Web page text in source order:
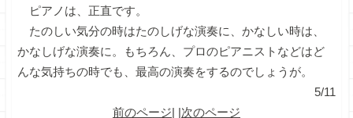
ピアノは、正直です。
たのしい気分の時はたのしげな演奏に、かなしい時は、
かなしげな演奏に。もちろん、プロのピアニストなどはど
んな気持ちの時でも、最高の演奏をするのでしょうが。
5/11
前のページ| |次のページ